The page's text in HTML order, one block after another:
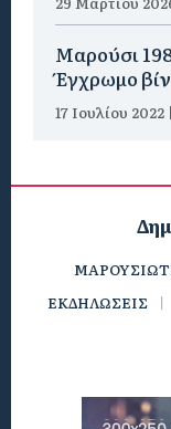
Μαρούσι
Έγχρωμο
17 Ιουλίου 2022
ΕΚΔΗΛΩΣΕΙΣ